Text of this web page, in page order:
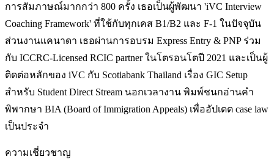
การสัมภาษณ์มากกว่า 800 ครั้ง เธอเป็นผู้พัฒนา 'iVC Interview
Coaching Framework' ที่ใช้กับทุกเคส B1/B2 และ F-1 ในปัจจุบัน
ส่วนงานแคนาดา เธอผ่านการอบรม Express Entry & PNP ร่วม
กับ ICCRC-Licensed RCIC partner ในโตรอนโตปี 2021 และเป็นผู้
ติดต่อหลักของ iVC กับ Scotiabank Thailand เรื่อง GIC Setup
สำหรับ Student Direct Stream นอกเวลางาน พิมพ์ชนกอ่านคำ
พิพากษา BIA (Board of Immigration Appeals) เพื่ออัปเดต case law
เป็นประจำ
ความเชี่ยวชาญ